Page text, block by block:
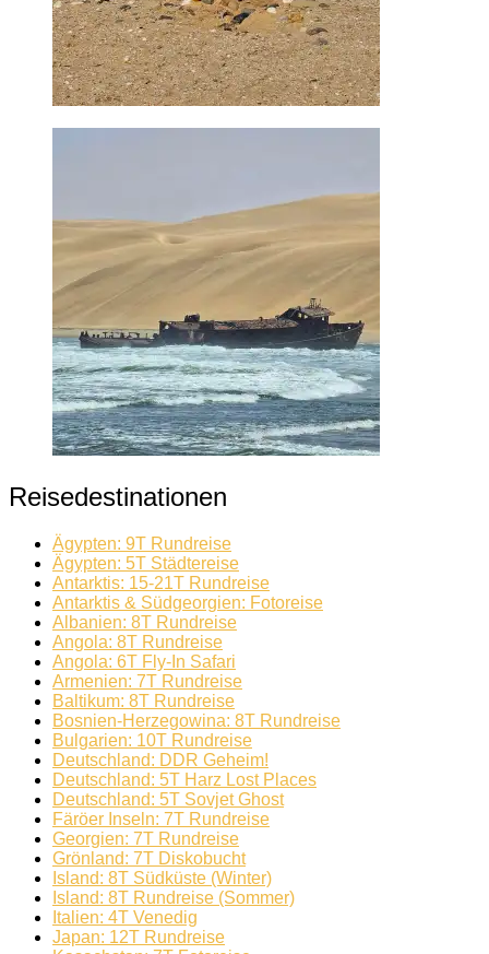
Reisedestinationen
Ägypten: 9T Rundreise
Ägypten: 5T Städtereise
Antarktis: 15-21T Rundreise
Antarktis & Südgeorgien: Fotoreise
Albanien: 8T Rundreise
Angola: 8T Rundreise
Angola: 6T Fly-In Safari
Armenien: 7T Rundreise
Baltikum: 8T Rundreise
Bosnien-Herzegowina: 8T Rundreise
Bulgarien: 10T Rundreise
Deutschland: DDR Geheim!
Deutschland: 5T Harz Lost Places
Deutschland: 5T Sovjet Ghost
Färöer Inseln: 7T Rundreise
Georgien: 7T Rundreise
Grönland: 7T Diskobucht
Island: 8T Südküste (Winter)
Island: 8T Rundreise (Sommer)
Italien: 4T Venedig
Japan: 12T Rundreise